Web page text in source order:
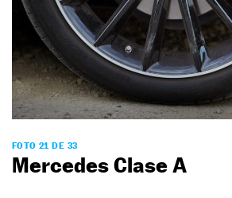
FOTO 21 DE 33
Mercedes Clase A